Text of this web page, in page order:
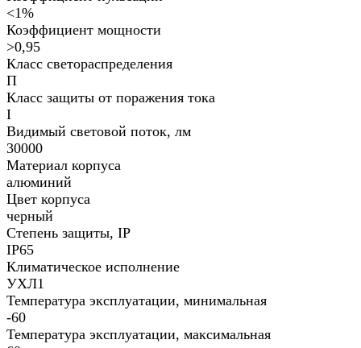
<1%
Коэффициент мощности
>0,95
Класс светораспределения
П
Класс защиты от поражения тока
I
Видимый световой поток, лм
30000
Материал корпуса
алюминий
Цвет корпуса
черный
Степень защиты, IP
IP65
Климатическое исполнение
УХЛ1
Температура эксплуатации, минимальная
-60
Температура эксплуатации, максимальная